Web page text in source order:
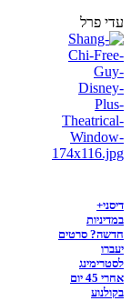
עדי פרל
דיסני+
במדיניות
חדשה? סרטים
יעברו
לסטרימינג
אחרי 45 יום
בקולנוע